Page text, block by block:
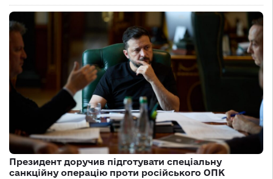
Президент доручив підготувати спеціальну
санкційну операцію проти російського ОПК